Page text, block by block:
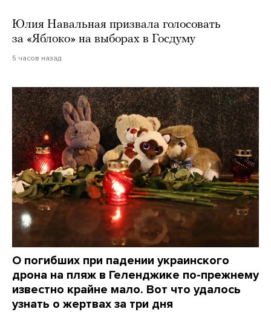
Юлия Навальная призвала голосовать
за «Яблоко» на выборах в Госдуму
5 часов назад
О погибших при падении украинского
дрона на пляж в Геленджике по-прежнему
известно крайне мало. Вот что удалось
узнать о жертвах за три дня